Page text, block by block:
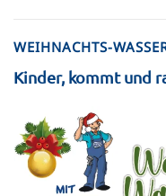
WEIHNACHTS-
Kinder, kommt und